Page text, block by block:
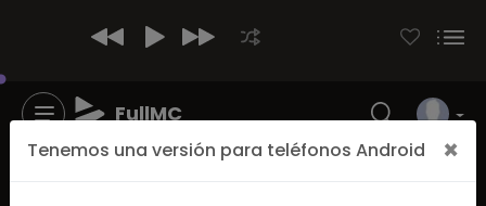
FullMC
Tenemos una versión para teléfonos Android ×